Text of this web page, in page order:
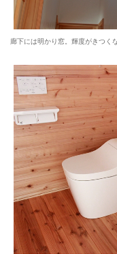
廊下には明かり窓。輝度がきつく